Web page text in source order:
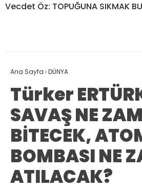
Vecdet Öz: TOPUĞUNA SIKMAK BU
Ana Sayfa ›DÜNYA
Türker
SAVAŞ NE
BİTECEK,
BOMBASI NE
ATILACAK?